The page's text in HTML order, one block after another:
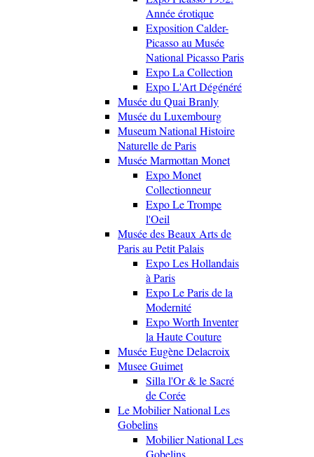
Année érotique
Exposition Calder-
Picasso au Musée
National Picasso Paris
Expo La Collection
Expo L'Art Dégénéré
Musée du Quai Branly
Musée du Luxembourg
Museum National Histoire
Naturelle de Paris
Musée Marmottan Monet
Expo Monet
Collectionneur
Expo Le Trompe
l'Oeil
Musée des Beaux Arts de
Paris au Petit Palais
Expo Les Hollandais
à Paris
Expo Le Paris de la
Modernité
Expo Worth Inventer
la Haute Couture
Musée Eugène Delacroix
Musee Guimet
Silla l'Or & le Sacré
de Corée
Le Mobilier National Les
Gobelins
Mobilier National Les